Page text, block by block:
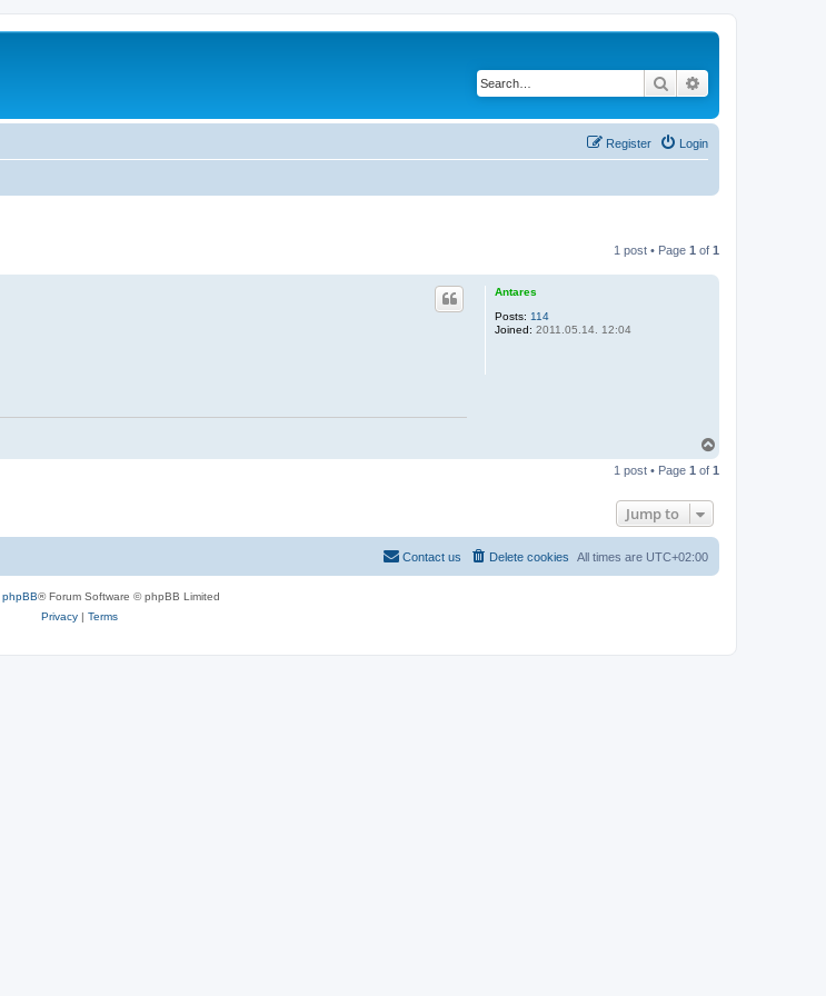
Search
Login
Register
1 post • Page 1 of 1
Antares
Posts: 114
Joined: 2011.05.14. 12:04
p
1 post • Page 1 of 1
Jump to
All times are UTC+02:00
Delete cookies
Contact us
phpBB® Forum Software © phpBB Limited
Privacy| Terms